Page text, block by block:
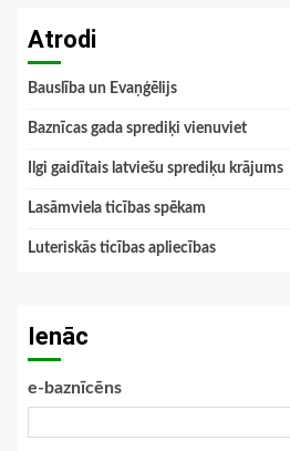
Atrodi
Bauslība un Evaņģēlijs
Baznīcas gada sprediķi vienuviet
Ilgi gaidītais latviešu sprediķu krājums
Lasāmviela ticības spēkam
Luteriskās ticības apliecības
Ienāc
e-baznīcēns